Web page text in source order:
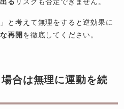
と考えて無理をすると逆効果に
再開 を徹底してください。
合は無理に運動を続